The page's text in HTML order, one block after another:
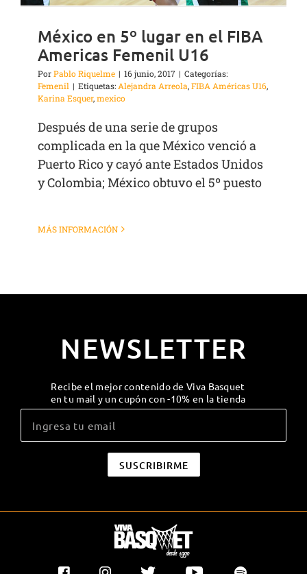
México en 5º lugar en el FIBA
Americas Femenil U16
PorPablo Riquelme | 16 junio, 2017 | Categorías:
Femenil | Etiquetas:Alejandra Arreola,FIBA Américas U16,
Karina Esquer,mexico
Después de una serie de grupos
complicada en la que México venció a
Puerto Rico y cayó ante Estados Unidos
y Colombia; México obtuvo el 5º puesto
MÁS INFORMACIÓN
NEWSLETTER
Recibe el mejor contenido de Viva Basquet
en tu mail y un cupón con -10% en la tienda